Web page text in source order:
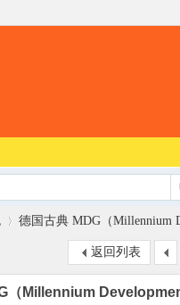
›
德国古典 MDG（Millennium
返回列表
（Millennium